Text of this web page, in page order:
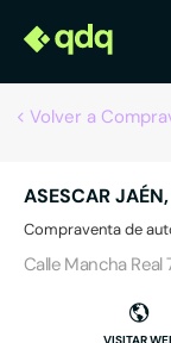
Volver a
ASESCAR
Compraventa de
Calle Mancha Real
VISITAR